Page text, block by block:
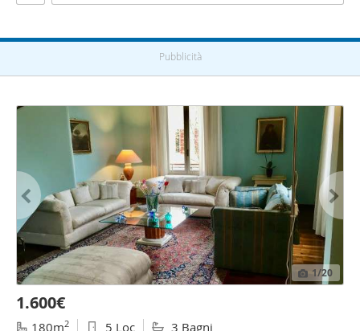
Pubblicità
1/20
1.600€
180m2 5 Loc 3 Bagni